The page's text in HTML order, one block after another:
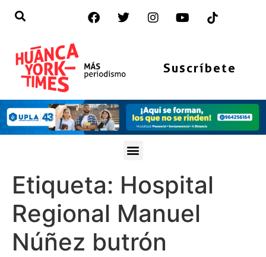
Suscríbete
Etiqueta: Hospital
Regional Manuel
Núñez butrón